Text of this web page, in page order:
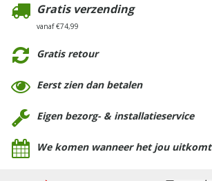
Gratis verzending
vanaf €74,99
Gratis retour
Eerst zien dan betalen
Eigen bezorg- & installatieservice
We komen wanneer het jou uitkomt